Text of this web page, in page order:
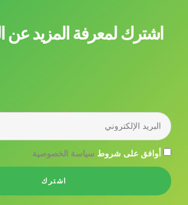
اشترك لمعرفة المزيد عن
أوافق على شروط سياسة الخصوصية
اشترك